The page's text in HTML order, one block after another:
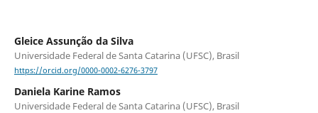
Gleice Assunção da Silva
Universidade Federal de Santa Catarina (UFSC), Brasil
https://orcid.org/0000-0002-6276-3797
Daniela Karine Ramos
Universidade Federal de Santa Catarina (UFSC), Brasil